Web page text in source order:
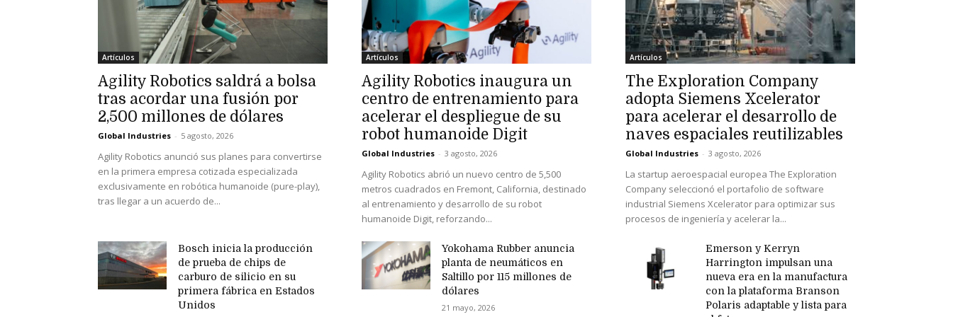
Artículos
Agility Robotics saldrá a bolsa
tras acordar una fusión por
2,500 millones de dólares
Global Industries - 5 agosto, 2026
Agility Robotics anunció sus planes para convertirse
en la primera empresa cotizada especializada
exclusivamente en robótica humanoide (pure-play),
tras llegar a un acuerdo de...
Artículos
Agility Robotics inaugura un
centro de entrenamiento para
acelerar el despliegue de su
robot humanoide Digit
Global Industries - 3 agosto, 2026
Agility Robotics abrió un nuevo centro de 5,500
metros cuadrados en Fremont, California, destinado
al entrenamiento y desarrollo de su robot
humanoide Digit, reforzando...
Artículos
The Exploration Company
adopta Siemens Xcelerator
para acelerar el desarrollo de
naves espaciales reutilizables
Global Industries - 3 agosto, 2026
La startup aeroespacial europea The Exploration
Company seleccionó el portafolio de software
industrial Siemens Xcelerator para optimizar sus
procesos de ingeniería y acelerar la...
Bosch inicia la producción
de prueba de chips de
carburo de silicio en su
primera fábrica en Estados
Unidos
Yokohama Rubber anuncia
planta de neumáticos en
Saltillo por 115 millones de
dólares
21 mayo, 2026
Emerson y Kerryn
Harrington impulsan una
nueva era en la manufactura
con la plataforma Branson
Polaris adaptable y lista para